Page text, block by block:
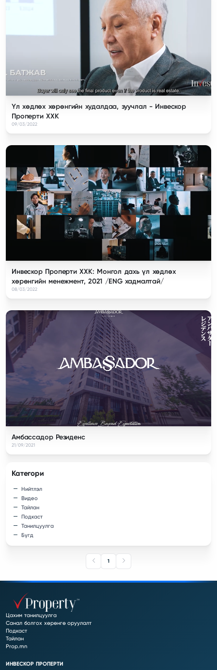
09/03/2022
Үл хөдлөх хөрөнгийн худалдаа, зуучлал - Инвескор
Проперти ХХК
08/03/2022
Инвескор Проперти ХХК: Монгол дахь үл хөдлөх
хөрөнгийн менежмент, 2021 /ENG хадмалтай/
21/09/2021
Амбассадор Резиденс
Категори
Нийтлэл
Видео
Тайлан
Подкаст
Танилцуулга
Бүгд
1
Цахим танилцуулга
Санал болгох хөрөнгө оруулалт
Подкаст
Тайлан
Prop.mn